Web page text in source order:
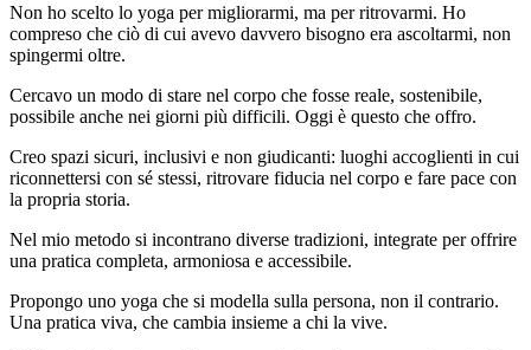
Non ho scelto lo yoga per migliorarmi, ma per ritrovarmi. Ho
compreso che ciò di cui avevo davvero bisogno era ascoltarmi, non
spingermi oltre.
Cercavo un modo di stare nel corpo che fosse reale, sostenibile,
possibile anche nei giorni più difficili. Oggi è questo che offro.
Creo spazi sicuri, inclusivi e non giudicanti: luoghi accoglienti in cui
riconnettersi con sé stessi, ritrovare fiducia nel corpo e fare pace con
la propria storia.
Nel mio metodo si incontrano diverse tradizioni, integrate per offrire
una pratica completa, armoniosa e accessibile.
Propongo uno yoga che si modella sulla persona, non il contrario.
Una pratica viva, che cambia insieme a chi la vive.